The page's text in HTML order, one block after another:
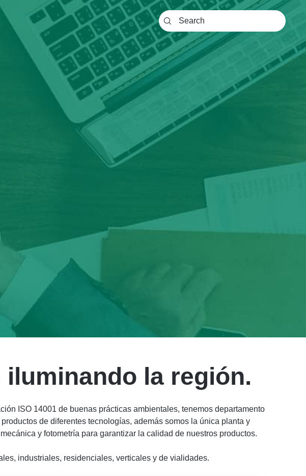
la región.
ISO 14001 de buenas prácticas ambientales, tenemos departamento
de diferentes tecnologías, además somos la única planta y
y fotometría para garantizar la calidad de nuestros productos.
industriales, residenciales, verticales y de vialidades.